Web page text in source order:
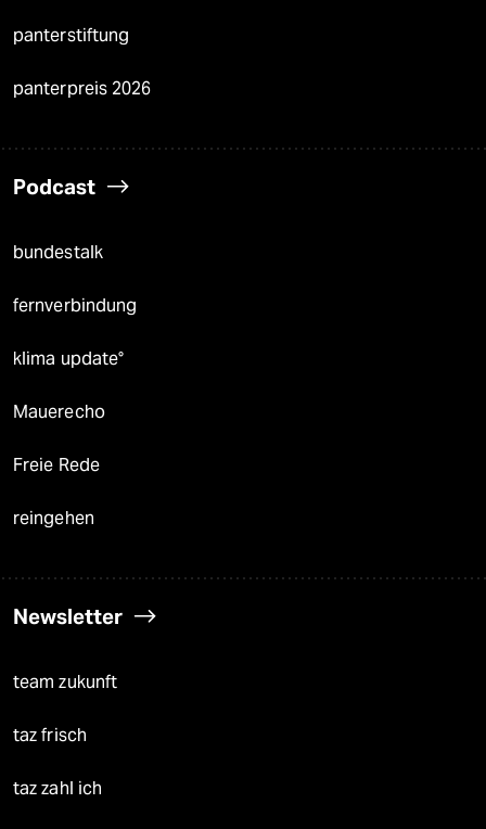
panterstiftung
panterpreis 2026
Podcast
bundestalk
fernverbindung
klima update°
Mauerecho
Freie Rede
reingehen
Newsletter
team zukunft
taz frisch
taz zahl ich